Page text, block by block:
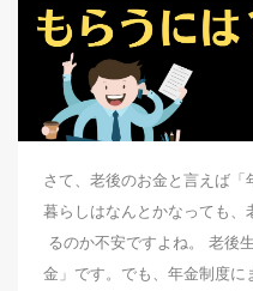
さて、老後のお金と言えば「
暮らしはなんとかなっても、
るのか不安ですよね。 老後
金」です。でも、年金制度に